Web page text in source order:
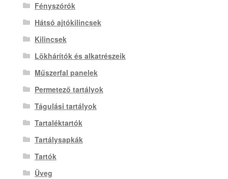
Fényszórók
Hátsó ajtókilincsek
Kilincsek
Lökhárítók és alkatrészeik
Műszerfal panelek
Permetező tartályok
Tágulási tartályok
Tartaléktartók
Tartálysapkák
Tartók
Üveg